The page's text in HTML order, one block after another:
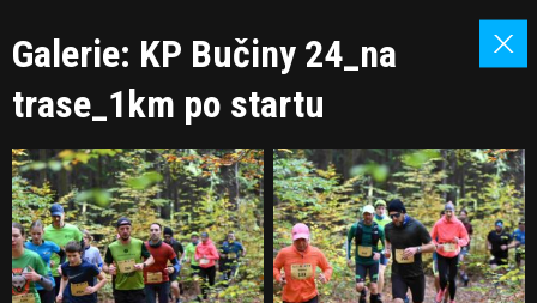
Galerie: KP Bučiny 24_na
trase_1km po startu